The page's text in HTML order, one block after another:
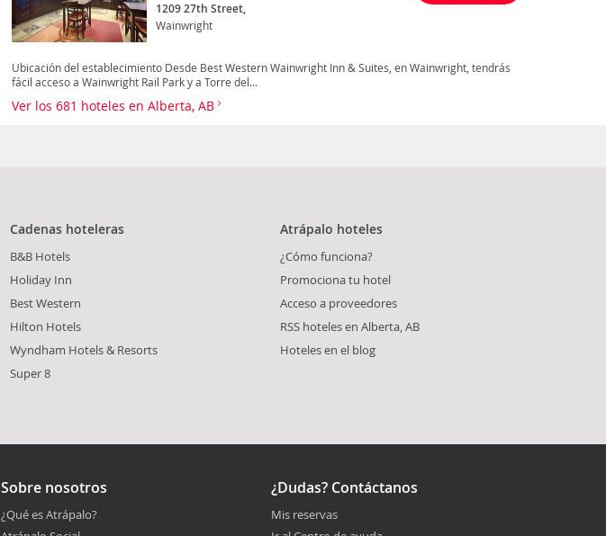
1209 27th Street,
Wainwright
Ubicación del establecimiento Desde Best Western Wainwright Inn & Suites, en Wainwright, tendrás
fácil acceso a Wainwright Rail Park y a Torre del...
Ver los 681 hoteles en Alberta, AB
Cadenas hoteleras
B&B Hotels
Holiday Inn
Best Western
Hilton Hotels
Wyndham Hotels & Resorts
Super 8
Atrápalo hoteles
¿Cómo funciona?
Promociona tu hotel
Acceso a proveedores
RSS hoteles en Alberta, AB
Hoteles en el blog
Sobre nosotros
¿Qué es Atrápalo?
¿Dudas? Contáctanos
Mis reservas